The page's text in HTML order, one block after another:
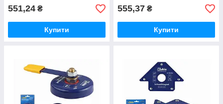
551,24 ₴
Купити
555,37 ₴
Купити